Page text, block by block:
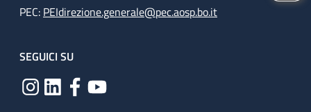
PEC: PEIdirezione.generale@pec.aosp.bo.it
SEGUICI SU